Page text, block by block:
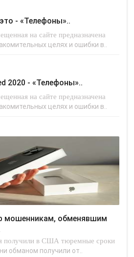
это - «Телефоны»..
на сайте предназначена
целях и ошибки в..
2020 - «Телефоны»..
на сайте предназначена
целях и ошибки в..
получили в США тюремные сроки
обманом получили от..